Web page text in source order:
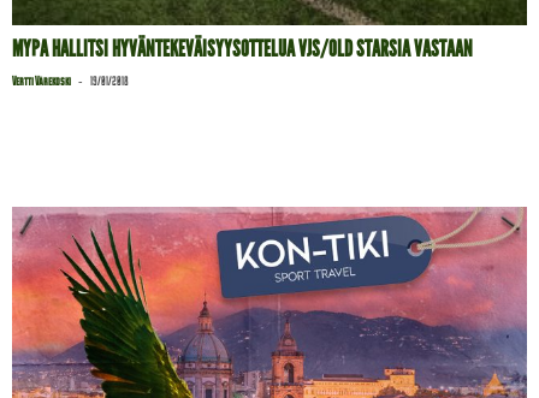
MYPA HALLITSI HYVÄNTEKEVÄISYYSOTTELUA VJS/OLD STARSIA VASTAAN
Vertti Värekoski - 19/01/2018